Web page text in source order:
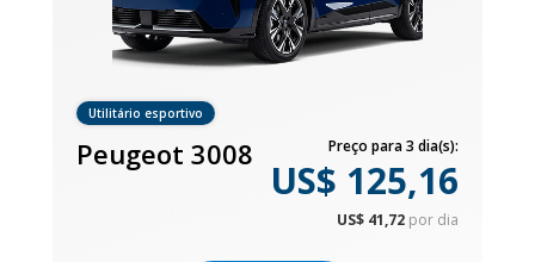
Utilitário esportivo
Peugeot 3008 Preço para 3 dia(s):
US$ 125,16
US$ 41,72 por dia